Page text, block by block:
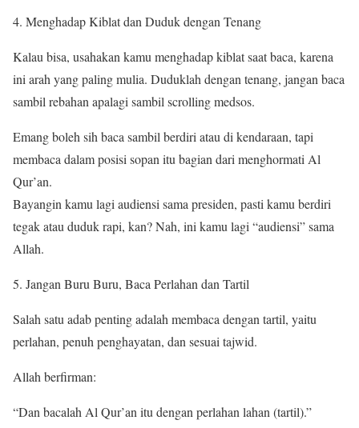
Menghadap Kiblat dan Duduk dengan Tenang
Kalau bisa, usahakan kamu menghadap kiblat saat baca, karena
ini arah yang paling mulia. Duduklah dengan tenang, jangan baca
sambil rebahan apalagi sambil scrolling medsos.
Emang boleh sih baca sambil berdiri atau di kendaraan, tapi
membaca dalam posisi sopan itu bagian dari menghormati Al
Qur’an.
Bayangin kamu lagi audiensi sama presiden, pasti kamu berdiri
tegak atau duduk rapi, kan? Nah, ini kamu lagi “audiensi” sama
Allah.
Jangan Buru Buru, Baca Perlahan dan Tartil
Salah satu adab penting adalah membaca dengan tartil, yaitu
perlahan, penuh penghayatan, dan sesuai tajwid.
Allah berfirman:
“Dan bacalah Al Qur’an itu dengan perlahan lahan (tartil).”